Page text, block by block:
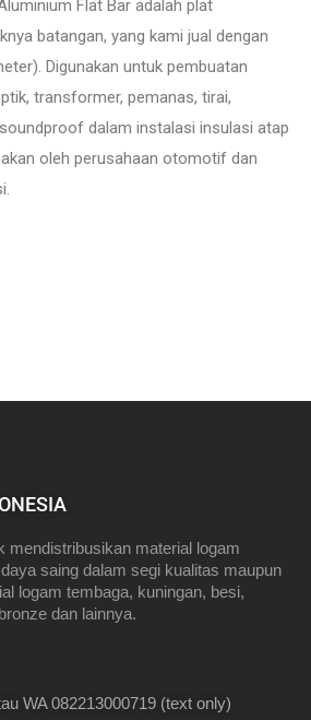
Flat Bar adalah plat
batangan, yang kami jual dengan
Digunakan untuk pembuatan
transformer, pemanas, tirai,
dalam instalasi insulasi atap
oleh perusahaan otomotif dan
mendistribusikan material logam
saing dalam segi kualitas maupun
logam tembaga, kuningan, besi,
dan lainnya.
WA 082213000719 (text only)